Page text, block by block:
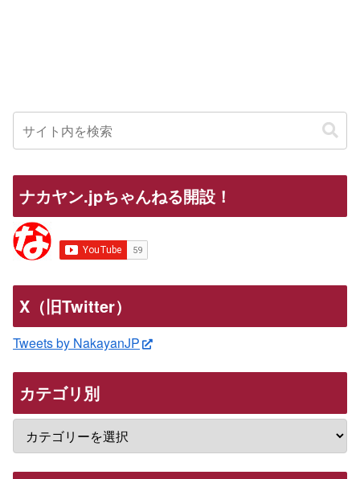
ナカヤン.jpちゃんねる開設！
X（旧Twitter）
Tweets by NakayanJP
カテゴリ別